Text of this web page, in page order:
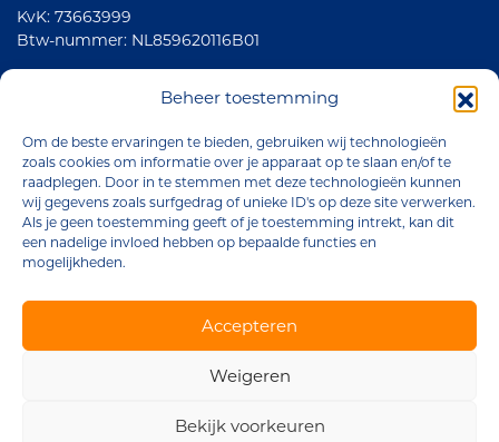
Beheer toestemming
Om de beste ervaringen te bieden, gebruiken wij technologieën
zoals cookies om informatie over je apparaat op te slaan en/of te
raadplegen. Door in te stemmen met deze technologieën kunnen
wij gegevens zoals surfgedrag of unieke ID's op deze site verwerken.
Als je geen toestemming geeft of je toestemming intrekt, kan dit
een nadelige invloed hebben op bepaalde functies en
mogelijkheden.
Accepteren
Weigeren
Bekijk voorkeuren
KvK: 73663999
Btw-nummer: NL859620116B01
Brander Company © 2026
Algemene voorwaarden
Privacyverklaring
Cookiebeleid